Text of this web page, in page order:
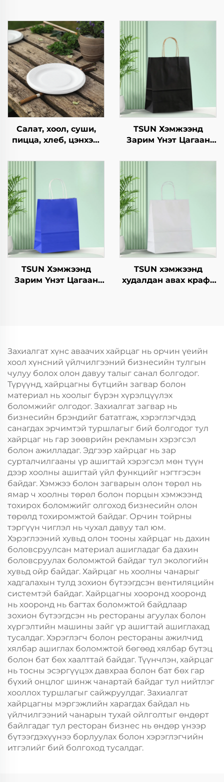
Салат, хоол, суши,
пицца, хлеб, цэнхэр,
гамбургерийг
зориулагдсан буцаж
ашиглах боломжтой
крафт хавтангаас
бүрдсэн дагуу, цэцэг,
хөнгөн хоолны
ашиглахад
TSUN Хэмжээнд
Зарим Үнэт Цагаан
Нэмэлт Ур чадвараар
Кристмасийн Хоолын
Пакинг Скрин Принт
TSUN Хэмжээнд
Зарим Үнэт Цагаан
TSUN хэмжээнд
худалдан авах крафт
өрөөний баримт
барих
Захиалгат хүнс аваачих хайрцаг нь орчин үеийн
хоол хүнсний үйлчилгээний бизнесийн тулгын
чулуу болох олон давуу талыг санал болгодог.
Түрүүнд, хайрцагны бүтцийн загвар болон
материал нь хоолыг бүрэн хүрэлцүүлэх
боломжийг олгодог. Захиалгат загвар нь
бизнесийн брэндийг бататгаж, хэрэглэгчдэд
санагдах эрчимтэй туршлагыг бий болгодог тул
хайрцаг нь гар зөөврийн рекламын хэрэгсэл
болон ажилладаг. Эдгээр хайрцаг нь зар
сурталчилгааны үр ашигтай хэрэгсэл мөн түүн
дээр хоолны ашигтай үйл функцийг нэгтгэсэн
байдаг. Хэмжээ болон загварын олон төрөл нь
ямар ч хоолны төрөл болон порцын хэмжээнд
тохирох боломжийг олгоход бизнесийн олон
төрөлд тохиромжтой байдаг. Орчин тойрны
тэргүүн чиглэл нь чухал давуу тал юм.
Хэрэглээний хувьд олон тооны хайрцаг нь дахин
боловсруулсан материал ашигладаг ба дахин
боловсруулах боломжтой байдаг тул экологийн
хувьд ойр байдаг. Хайрцаг нь хоолны чанарыг
хадгалахын тулд зохион бүтээгдсэн вентиляцийн
системтэй байдаг. Хайрцагны хооронд хооронд
нь хооронд нь багтах боломжтой байдлаар
зохион бүтээгдсэн нь рестораны агуулах болон
хүргэлтийн машины зайг үр ашигтай ашиглахад
тусалдаг. Хэрэглэгч болон рестораны ажилчид
хялбар ашиглах боломжтой бөгөөд хялбар бүтэц
болон бат бөх хаалттай байдаг. Түүнчлэн, хайрцаг
нь тосны эсэргүүцэх давхраа болон бат бөх гар
бүхий онцлог шинж чанартай байдаг тул нийтлэг
хооллох туршлагыг сайжруулдаг. Захиалгат
хайрцагны мэргэжлийн харагдах байдал нь
үйлчилгээний чанарын тухай ойлголтыг өндөрт
байлгадаг тул ресторан бизнес нь өндөр үнээр
бүтээгдэхүүнээ борлуулах болон хэрэглэгчийн
итгэлийг бий болгоход тусалдаг.